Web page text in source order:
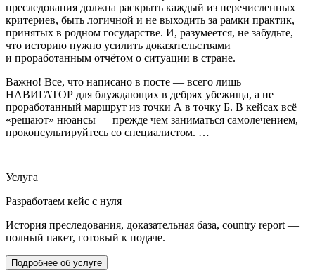
преследования должна раскрыть каждый из перечисленных
критериев, быть логичной и не выходить за рамки практик,
принятых в родном государстве. И, разумеется, не забудьте,
что историю нужно усилить доказательствами
и проработанным отчётом о ситуации в стране.
Важно! Все, что написано в посте — всего лишь
НАВИГАТОР для блуждающих в дебрях убежища, а не
проработанный маршрут из точки А в точку Б. В кейсах всё
«решают» нюансы — прежде чем заниматься самолечением,
проконсультируйтесь со специалистом. …
Услуга
Разработаем кейс с нуля
История преследования, доказательная база, country report —
полный пакет, готовый к подаче.
Подробнее об услуге